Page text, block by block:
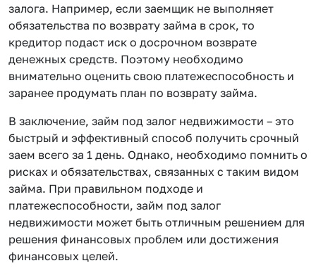
залога. Например, если заемщик не выполняет
обязательства по возврату займа в срок, то
кредитор подаст иск о досрочном возврате
денежных средств. Поэтому необходимо
внимательно оценить свою платежеспособность и
заранее продумать план по возврату займа.
В заключение, займ под залог недвижимости – это
быстрый и эффективный способ получить срочный
заем всего за 1 день. Однако, необходимо помнить о
рисках и обязательствах, связанных с таким видом
займа. При правильном подходе и
платежеспособности, займ под залог
недвижимости может быть отличным решением для
решения финансовых проблем или достижения
финансовых целей.